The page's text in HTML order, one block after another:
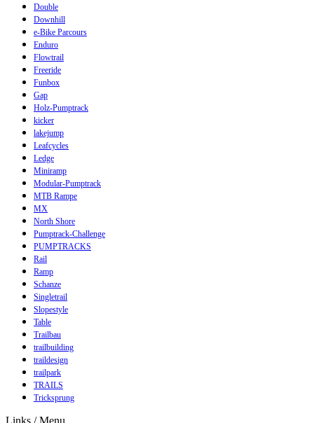
Double
Downhill
e-Bike Parcours
Enduro
Flowtrail
Freeride
Funbox
Gap
Holz-Pumptrack
kicker
lakejump
Leafcycles
Ledge
Miniramp
Modular-Pumptrack
MTB Rampe
MX
North Shore
Pumptrack-Challenge
PUMPTRACKS
Rail
Ramp
Schanze
Singletrail
Slopestyle
Table
Trailbau
trailbuilding
traildesign
trailpark
TRAILS
Tricksprung
Links / Menu